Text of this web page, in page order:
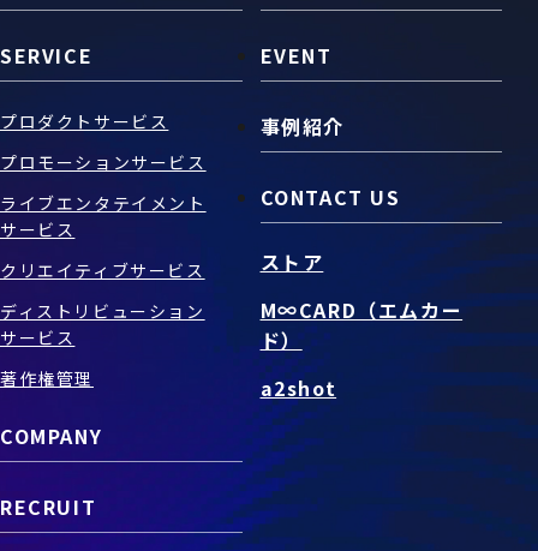
SERVICE
プロダクトサービス
プロモーションサービス
ライブエンタテイメント
サービス
クリエイティブサービス
ディストリビューション
サービス
著作権管理
COMPANY
RECRUIT
EVENT
事例紹介
CONTACT US
ストア
M∞CARD（エムカー
ド）
a2shot